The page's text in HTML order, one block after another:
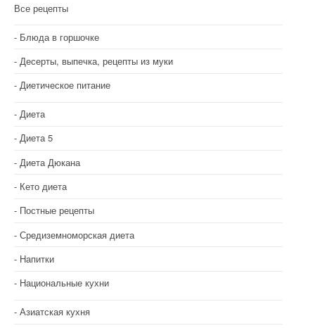
ц
и
я
п
о
з
а
п
и
с
я
Все рецепты
Блюда в горшочке
Десерты, выпечка, рецепты из муки
Диетическое питание
Диета
Диета 5
Диета Дюкана
Кето диета
Постные рецепты
Средиземноморская диета
Напитки
Национальные кухни
Азиатская кухня